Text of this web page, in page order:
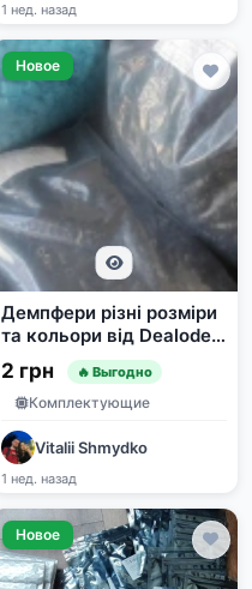
1 нед. назад
Новое
Демпфери різні розміри
та кольори від Dealode
Store
2 грн 🔥 Выгодно
Комплектующие
Vitalii Shmydko
1 нед. назад
Новое